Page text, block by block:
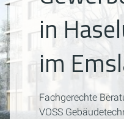
in
im
Fachgerechte
VOSS